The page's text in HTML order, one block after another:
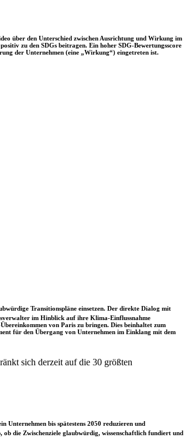
über den Unterschied zwischen Ausrichtung und Wirkung im
zu den SDGs beitragen. Ein hoher SDG-Bewertungsscore
der Unternehmen (eine „Wirkung“) eingetreten ist.
Transitionspläne einsetzen. Der direkte Dialog mit
im Hinblick auf ihre Klima-Einflussnahme
von Paris zu bringen. Dies beinhaltet zum
für den Übergang von Unternehmen im Einklang mit dem
sich derzeit auf die 30 größten
Unternehmen bis spätestens 2050 reduzieren und
die Zwischenziele glaubwürdig, wissenschaftlich fundiert und